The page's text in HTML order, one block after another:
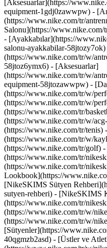
[Aksesuarlar](https://
equipment-1gdj0zawwpw) -
(https://www.nike.com/tr/
Salonu](https://www.nike.com/
- [Ayakkabılar](https://
salonu-ayakkabilar-
(https://www.nike.com/tr/w/
58jtoz6ymx6) - [Aksesuarlar]
(https://www.nike.com/tr/w/
equipment-58jtozawwpw) -
(https://www.nike.com/tr/w/
(https://www.nike.com/tr/w/
(https://www.nike.com/tr/
(https://www.nike.com/tr/w/
(https://www.nike.com/tr/tenis)
(https://www.nike.com/tr/w/
(https://www.nike.com/tr/golf)
(https://www.nike.com/tr/
(https://www.nike.com/tr/
Lookbook](https://
[NikeSKIMS Sütyen
sutyen-rehberi) - [NikeSKIMS
(https://www.nike.com/tr/
(https://www.nike.com/tr/w/
(https://www.nike.com/tr/w/
[Sütyenler](https://
40qgmzb2asd) - [Üstler ve